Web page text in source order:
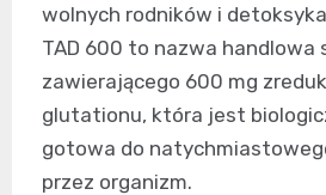
wolnych rodników i
TAD 600 to nazwa handlowa
zawierającego 600 mg
glutationu, która jest
gotowa do
przez organizm.